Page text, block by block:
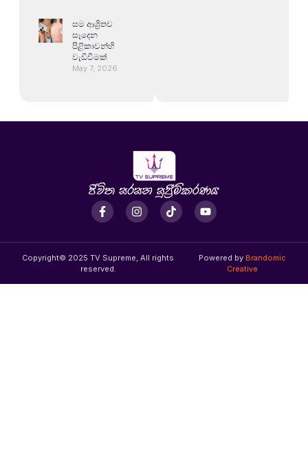
සම ආශ්‍රිතව
සෑදෙන
පිළිකාවන්හි
වැඩිවීමක්
May 7, 2026
Copyright© 2025 TV Supreme, All rights
reserved.
Powered by Brandomic
Creative